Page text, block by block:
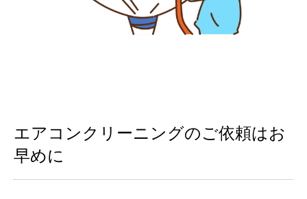
エアコンクリーニングのご依頼はお
早めに